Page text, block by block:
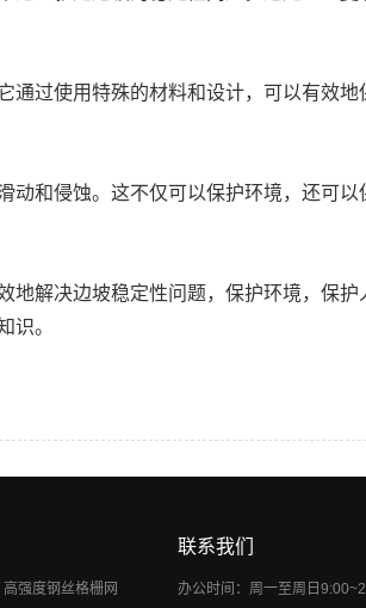
过使用特殊的材料和设计，可以有效
和侵蚀。这不仅可以保护环境，还可
解决边坡稳定性问题，保护环境，保
识。
高强度钢丝格栅网
联系我们
办公时间：周一至周日